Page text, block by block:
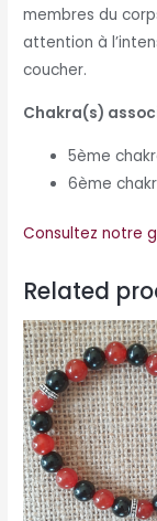
membres du
attention à
coucher.
Chakra(s)
5ème
6ème
Consultez notre
Related